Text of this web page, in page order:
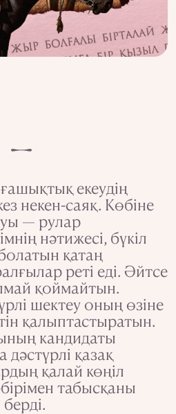
екеудің
некен-саяқ. Көбіне
— рулар
нәтижесі, бүкіл
қатаң
реті еді. Әйтсе
қоймайтын.
шектеу оның өзіне
қалыптастыратын.
кандидаты
қазақ
қалай көңіл
табысқаны